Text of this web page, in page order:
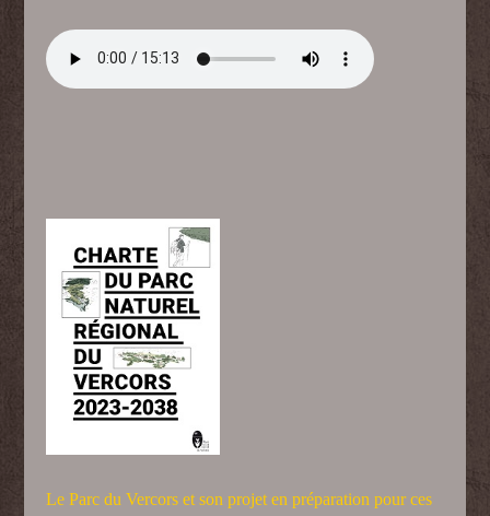
Le Parc du Vercors et son projet en préparation pour ces